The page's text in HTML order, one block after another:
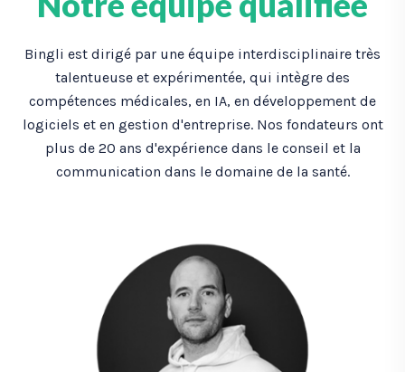
Bingli est dirigé par une équipe interdisciplinaire très
talentueuse et expérimentée, qui intègre des
compétences médicales, en IA, en développement de
logiciels et en gestion d'entreprise. Nos fondateurs ont
plus de 20 ans d'expérience dans le conseil et la
communication dans le domaine de la santé.